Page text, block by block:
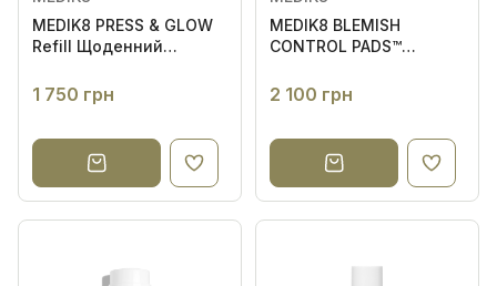
MEDIK8 PRESS & GLOW
Refill Щоденний
із РНА й активатором
ферментів
1 750 грн
MEDIK8 BLEMISH
CONTROL PADS™
для проблемної шкіри
2 100 грн